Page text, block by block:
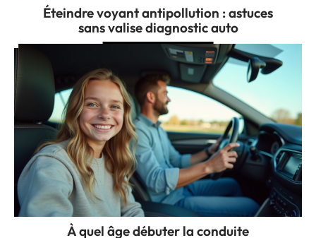
Éteindre voyant antipollution : astuces
sans valise diagnostic auto
À quel âge débuter la conduite